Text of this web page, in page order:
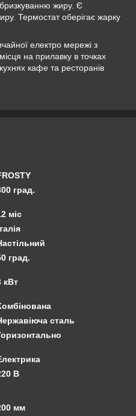
жиру. Є
Термостат оберігає жарку
електро мережі з
на прилавку в точках
кафе та ресторанів
град.
міс
град.
кВт
сталь
В
мм